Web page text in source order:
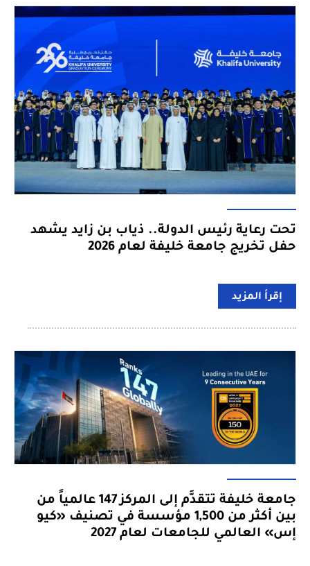
تحت رعاية رئيس الدولة.. ذياب بن زايد يشهد
حفل تخريج جامعة خليفة لعام 2026
إقرأ المزيد
جامعة خليفة تتقدَّم إلى المركز 147 عالمياً من
بين أكثر من 1,500 مؤسسة في تصنيف «كيو
إس» العالمي للجامعات لعام 2027